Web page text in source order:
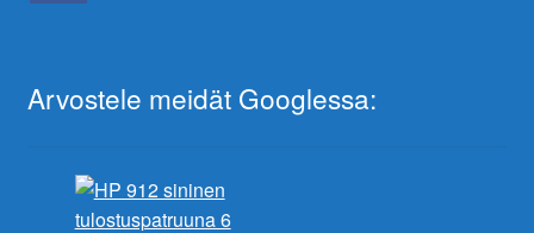
Arvostele meidät Googlessa: